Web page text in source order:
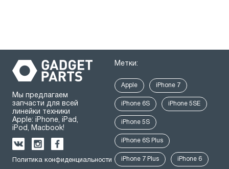
Мы предлагаем
запчасти для всей
линейки техники
Apple: iPhone, iPad,
iPod, Macbook!
Политика конфиденциальности
Метки:
Apple iPhone 7
iPhone 6S iPhone 5SE
iPhone 5S
iPhone 6S Plus
iPhone 7 Plus iPhone 6